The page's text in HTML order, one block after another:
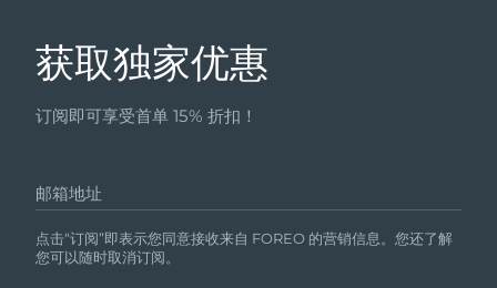
获取独家优惠
订阅即可享受首单 15% 折扣！
邮箱地址
点击“订阅”即表示您同意接收来自 FOREO 的营销信息。您还了解
您可以随时取消订阅。